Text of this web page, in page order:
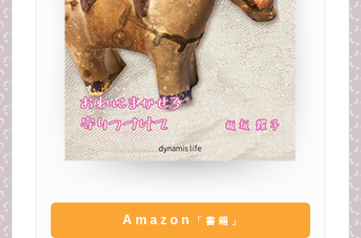
Amazon 「書籍」